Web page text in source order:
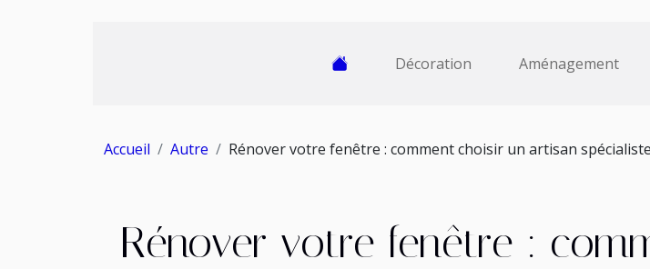
Décoration Aménagement
Accueil Autre Rénover votre fenêtre : comment choisir un artisan
Rénover votre fenêtre :